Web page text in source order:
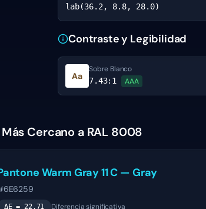
lab(36.2, 8.8, 28.0)
Contraste y Legibilidad
Aa
Sobre Blanco
7.43:1 AAA
Cercano a RAL 8008
Warm Gray 11 C — Gray
ΔE =22.71 Diferencia significativa